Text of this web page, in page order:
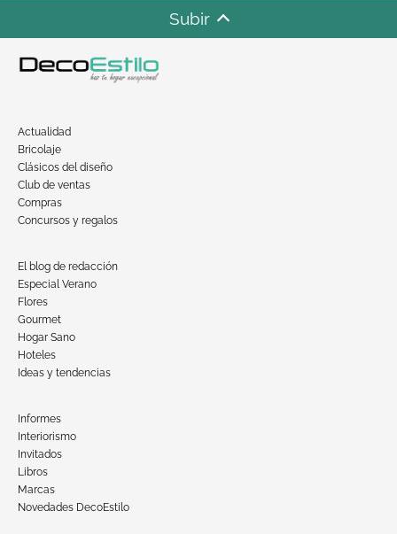
Subir
Actualidad
Bricolaje
Clásicos del diseño
Club de ventas
Compras
Concursos y regalos
El blog de redacción
Especial Verano
Flores
Gourmet
Hogar Sano
Hoteles
Ideas y tendencias
Informes
Interiorismo
Invitados
Libros
Marcas
Novedades DecoEstilo